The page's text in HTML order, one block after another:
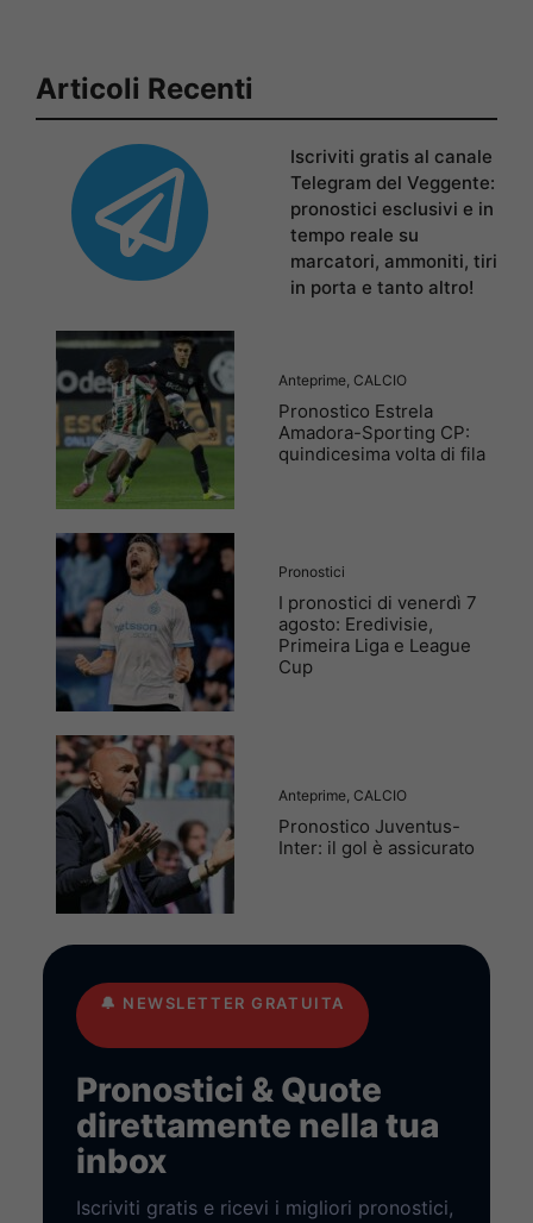
Articoli Recenti
Iscriviti gratis al canale
Telegram del Veggente:
pronostici esclusivi e in
tempo reale su
marcatori, ammoniti, tiri
in porta e tanto altro!
Anteprime CALCIO
Pronostico Estrela
Amadora-Sporting CP:
quindicesima volta di fila
Pronostici
I pronostici di venerdì 7
agosto: Eredivisie,
Primeira Liga e League
Cup
Anteprime CALCIO
Pronostico Juventus-
Inter: il gol è assicurato
🔔 NEWSLETTER GRATUITA
Pronostici & Quote
direttamente nella tua
inbox
Iscriviti gratis e ricevi i migliori pronostici,